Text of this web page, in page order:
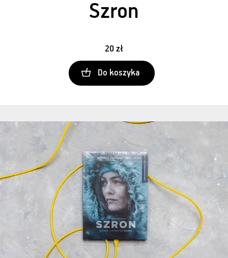
Szron
20 zł
Do koszyka